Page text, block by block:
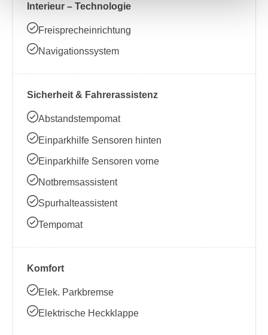
Interieur – Technologie
Freisprecheinrichtung
Navigationssystem
Sicherheit & Fahrerassistenz
Abstandstempomat
Einparkhilfe Sensoren hinten
Einparkhilfe Sensoren vorne
Notbremsassistent
Spurhalteassistent
Tempomat
Komfort
Elek. Parkbremse
Elektrische Heckklappe